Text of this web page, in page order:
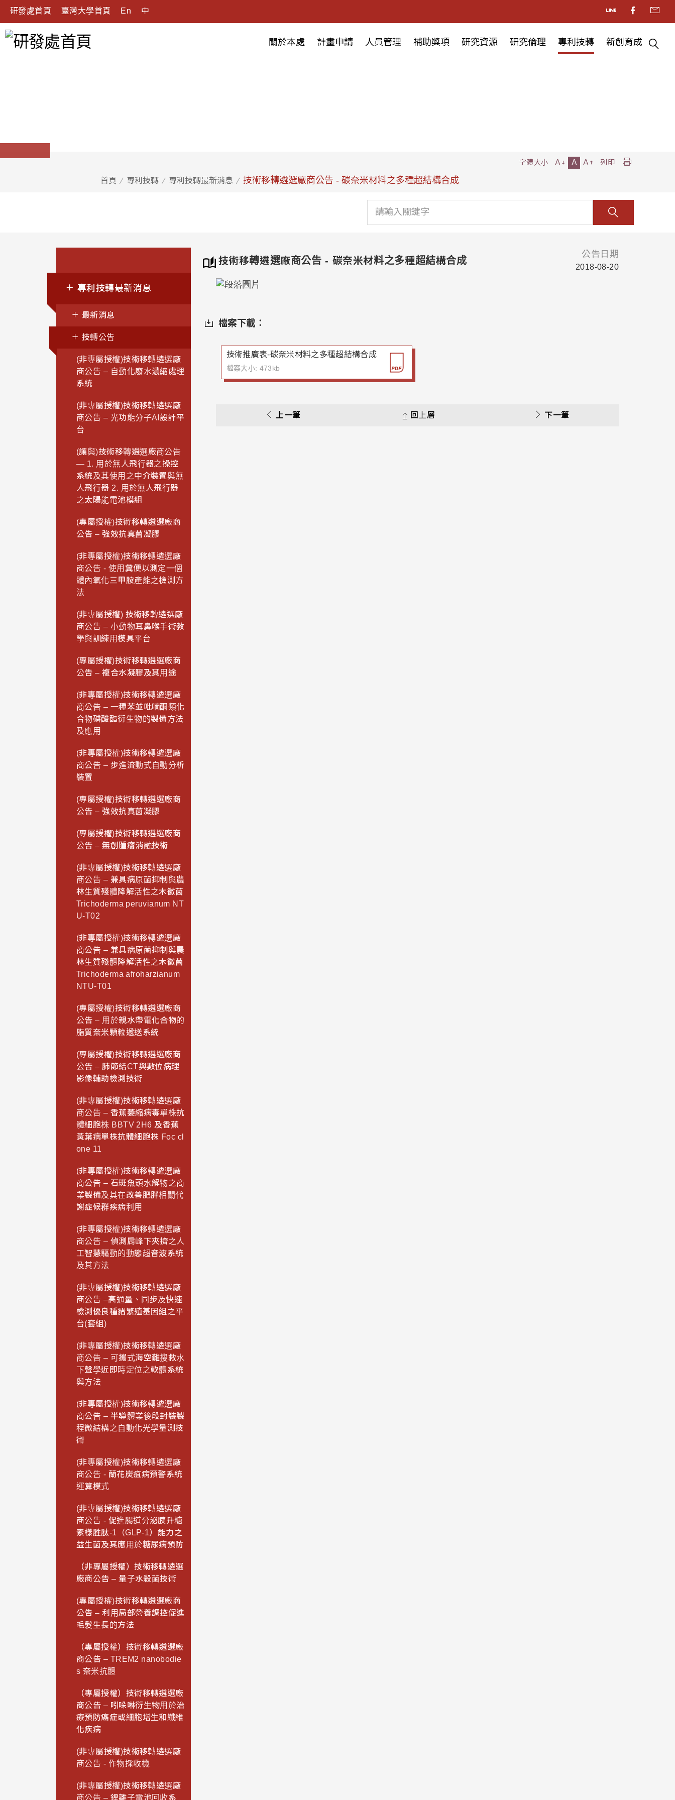
研發處首頁 臺灣大學首頁 En 中
關於本處 計畫申請 人員管理 補助獎項 研究資源 研究倫理 專利技轉 新創育成
首頁 專利技轉 專利技轉最新消息 技術移轉遴選廠商公告 - 碳奈米材料之多種超結構合成
字體大小 A A A 列印
專利技轉最新消息
最新消息
技轉公告
(非專屬授權)技術移轉遴選廠
商公告 – 自動化廢水濃縮處理
系統
(非專屬授權)技術移轉遴選廠
商公告 – 光功能分子AI設計平
台
(讓與)技術移轉遴選廠商公告
— 1. 用於無人飛行器之操控
系統及其使用之中介裝置與無
人飛行器 2. 用於無人飛行器
之太陽能電池模組
(專屬授權)技術移轉遴選廠商
公告 – 強效抗真菌凝膠
(非專屬授權)技術移轉遴選廠
商公告 - 使用糞便以測定一個
體內氧化三甲胺產能之檢測方
法
(非專屬授權) 技術移轉遴選廠
商公告 – 小動物耳鼻喉手術教
學與訓練用模具平台
(專屬授權)技術移轉遴選廠商
公告 – 複合水凝膠及其用途
(非專屬授權)技術移轉遴選廠
商公告 – 一種苯並吡喃酮類化
合物磷酸酯衍生物的製備方法
及應用
(非專屬授權)技術移轉遴選廠
商公告 – 步進流動式自動分析
裝置
(專屬授權)技術移轉遴選廠商
公告 – 強效抗真菌凝膠
(專屬授權)技術移轉遴選廠商
公告 – 無創腫瘤消融技術
(非專屬授權)技術移轉遴選廠
商公告 – 兼具病原菌抑制與農
林生質殘體降解活性之木黴菌
Trichoderma peruvianum NT
U-T02
(非專屬授權)技術移轉遴選廠
商公告 – 兼具病原菌抑制與農
林生質殘體降解活性之木黴菌
Trichoderma afroharzianum
NTU-T01
(專屬授權)技術移轉遴選廠商
公告 – 用於親水帶電化合物的
脂質奈米顆粒遞送系統
(專屬授權)技術移轉遴選廠商
公告 – 肺節結CT與數位病理
影像輔助檢測技術
(非專屬授權)技術移轉遴選廠
商公告 – 香蕉萎縮病毒單株抗
體細胞株 BBTV 2H6 及香蕉
黃葉病單株抗體細胞株 Foc cl
one 11
(非專屬授權)技術移轉遴選廠
商公告 – 石斑魚頭水解物之商
業製備及其在改善肥胖相關代
謝症候群疾病利用
(非專屬授權)技術移轉遴選廠
商公告 – 偵測肩峰下夾擠之人
工智慧驅動的動態超音波系統
及其方法
(非專屬授權)技術移轉遴選廠
商公告 –高通量、同步及快速
檢測優良種豬繁殖基因組之平
台(套組)
(非專屬授權)技術移轉遴選廠
商公告 – 可攜式海空難搜救水
下聲學近即時定位之軟體系統
與方法
(非專屬授權)技術移轉遴選廠
商公告 – 半導體業後段封裝製
程微結構之自動化光學量測技
術
(非專屬授權)技術移轉遴選廠
商公告 - 蘭花炭疽病預警系統
運算模式
(非專屬授權)技術移轉遴選廠
商公告 - 促進腸道分泌胰升糖
素樣胜肽-1（GLP-1）能力之
益生菌及其應用於糖尿病預防
（非專屬授權）技術移轉遴選
廠商公告 – 量子水殺菌技術
(專屬授權)技術移轉遴選廠商
公告 – 利用局部營養調控促進
毛髮生長的方法
（專屬授權）技術移轉遴選廠
商公告 – TREM2 nanobodie
s 奈米抗體
（專屬授權）技術移轉遴選廠
商公告 – 吲哚啉衍生物用於治
療預防癌症或細胞增生和纖維
化疾病
(非專屬授權)技術移轉遴選廠
商公告 - 作物採收機
(非專屬授權)技術移轉遴選廠
商公告 – 鋰離子電池回收系
技術移轉遴選廠商公告 - 碳奈米材料之多種超結構合成
公告日期
2018-08-20
檔案下載：
技術推廣表-碳奈米材料之多種超結構合成
檔案大小: 473kb
上一筆 回上層 下一筆